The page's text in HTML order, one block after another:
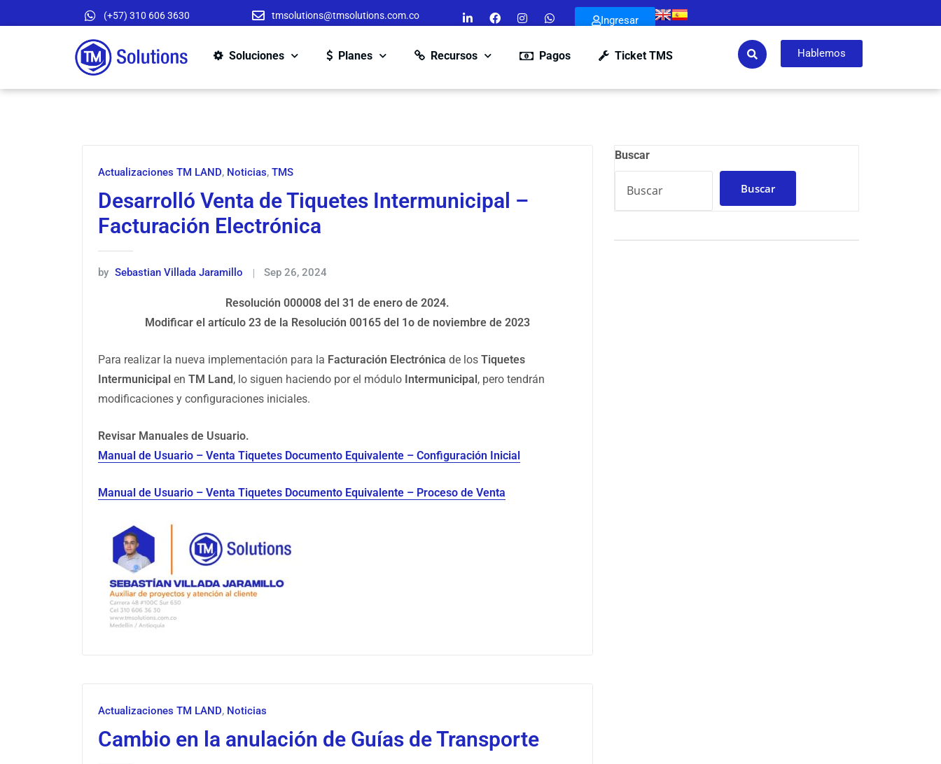
(+57) 310 606 3630 tmsolutions@tmsolutions.com.co Ingresar
Soluciones Planes Recursos Pagos Ticket TMS Hablemos
Actualizaciones TM LAND, Noticias, TMS
Desarrolló Venta de Tiquetes Intermunicipal –
Facturación Electrónica
by Sebastian Villada Jaramillo Sep 26, 2024
Resolución 000008 del 31 de enero de 2024.
Modificar el artículo 23 de la Resolución 00165 del 1o de noviembre de 2023
Para realizar la nueva implementación para la Facturación Electrónica de los Tiquetes
Intermunicipal en TM Land, lo siguen haciendo por el módulo Intermunicipal , pero tendrán
modificaciones y configuraciones iniciales.
Revisar Manuales de Usuario.
Manual de Usuario – Venta Tiquetes Documento Equivalente – Configuración Inicial
Manual de Usuario – Venta Tiquetes Documento Equivalente – Proceso de Venta
Actualizaciones TM LAND, Noticias
Cambio en la anulación de Guías de Transporte
Buscar
Buscar